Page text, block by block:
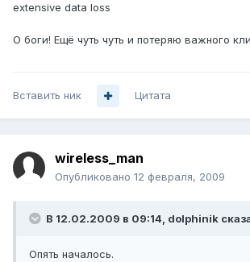
extensive data loss
О боги! Ещё чуть чуть и потеряю важного
Вставить ник Цитата
wireless_man
Опубликовано 12 февраля, 2009
В 12.02.2009 в 09:14, dolphinik
Опять началось.